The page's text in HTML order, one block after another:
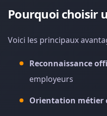
Pourquoi choisir
Voici les principaux
Reconnaissance
employeurs
Orientation métier